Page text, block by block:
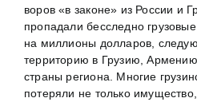
воров «в законе» из России и
пропадали бесследно
на миллионы долларов,
территорию в Грузию,
страны региона. Многие
потеряли не только